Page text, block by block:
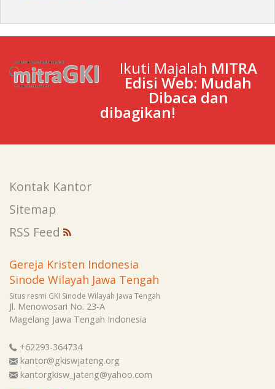
Ikuti Majalah MITRA
Edisi Web: Mudah
Dibaca dan
dibagikan!
Kontak Kantor
Sitemap
RSS Feed
Gereja Kristen Indonesia
Sinode Wilayah Jawa Tengah
Situs resmi GKI Sinode Wilayah Jawa Tengah
Jl. Menowosari No. 23-A
Magelang Jawa Tengah Indonesia
+62293-364734
kantor@gkiswjateng.org
kantorgkisw_jateng@yahoo.com